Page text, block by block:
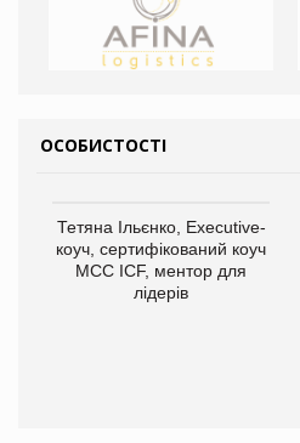
ОСОБИСТОСТІ
Тетяна Ільєнко, Executive-
коуч, сертифікований коуч
МСС ICF, ментор для
лідерів